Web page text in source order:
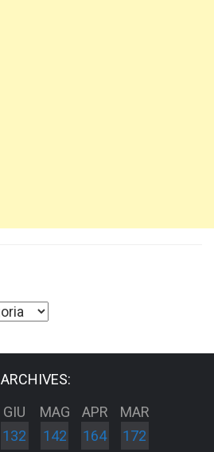
ARCHIVES:
GIU
132
MAG
142
APR
164
MAR
172